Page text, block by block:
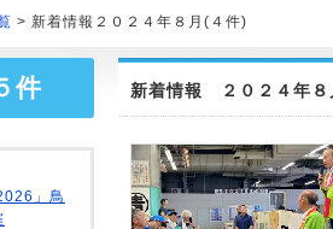
> 新着情報２０２４年８月(４件)
新着情報 ２０２４年８
件
」鳥